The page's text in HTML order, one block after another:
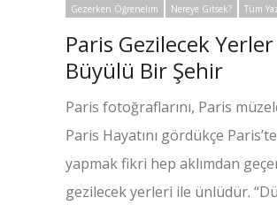
Gezerken Öğrenelim Nereye Gitsek? Tüm
Paris Gezilecek Yerler
Büyülü Bir Şehir
Paris fotoğraflarını, Paris
Paris Hayatını gördükçe
yapmak fikri hep aklımdan
gezilecek yerleri ile ünlüdür.